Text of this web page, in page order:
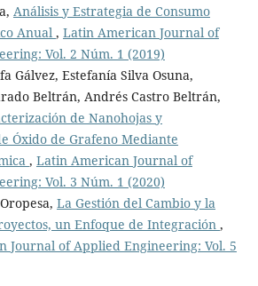
Análisis y Estrategia de Consumo
Anual , Latin American Journal of
Vol. 2 Núm. 1 (2019)
Gálvez, Estefanía Silva Osuna,
Beltrán, Andrés Castro Beltrán,
de Nanohojas y
Óxido de Grafeno Mediante
, Latin American Journal of
Vol. 3 Núm. 1 (2020)
La Gestión del Cambio y la
un Enfoque de Integración ,
Journal of Applied Engineering: Vol. 5